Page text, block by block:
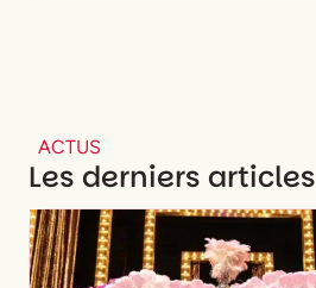
ACTUS
Les derniers articles